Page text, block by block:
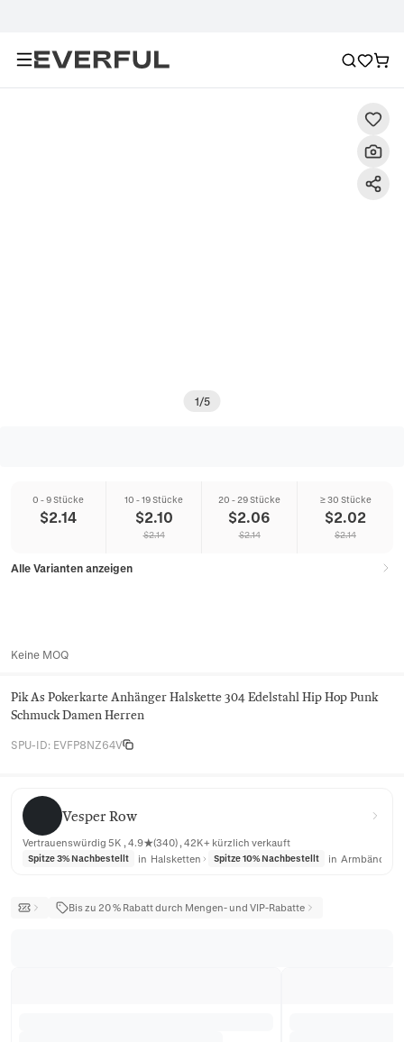
1/5
0 - 9 Stücke
$2.14
10 - 19 Stücke
$2.10
$2.14
20 - 29 Stücke
$2.06
$2.14
≥ 30 Stücke
$2.02
$2.14
Alle Varianten anzeigen
Keine MOQ
Pik As Pokerkarte Anhänger Halskette 304 Edelstahl Hip Hop Punk
Schmuck Damen Herren
SPU-ID: EVFP8NZ64V
Vesper Row
Vesper Row
Vertrauenswürdig 5K , 4.9★(340) , 42K+ kürzlich verkauft
Spitze 3% Nachbestellt in Halsketten Spitze 10% Nachbestellt in Armbänder
Bis zu 20 % Rabatt durch Mengen- und VIP-Rabatte